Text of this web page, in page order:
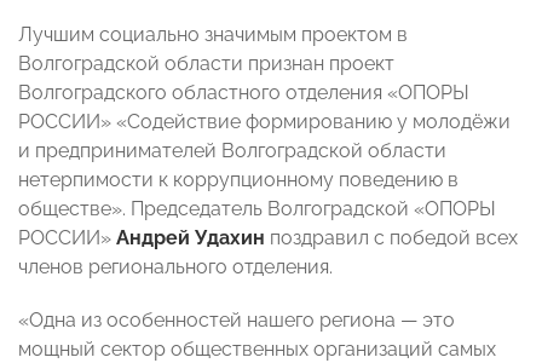
Лучшим социально значимым проектом в
Волгоградской области признан проект
Волгоградского областного отделения «ОПОРЫ
РОССИИ» «Содействие формированию у молодёжи
и предпринимателей Волгоградской области
нетерпимости к коррупционному поведению в
обществе». Председатель Волгоградской «ОПОРЫ
РОССИИ» Андрей Удахин поздравил с победой всех
членов регионального отделения.
«Одна из особенностей нашего региона — это
мощный сектор общественных организаций самых